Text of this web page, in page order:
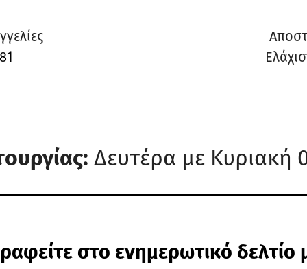
Δευτέρα με Κυριακή
στο ενημερωτικό δελτίο